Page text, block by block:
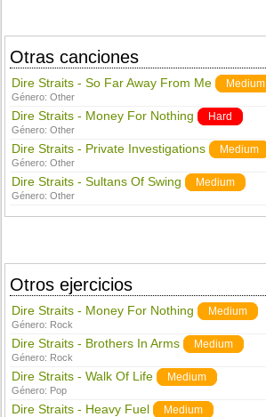
Otras canciones
Dire Straits - So Far Away From Me Medium
Género:Other
Dire Straits - Money For Nothing Hard
Género:Other
Dire Straits - Private Investigations Medium
Género:Other
Dire Straits - Sultans Of Swing Medium
Género:Other
Otros ejercicios
Dire Straits - Money For Nothing Medium
Género: Rock
Dire Straits - Brothers In Arms Medium
Género: Rock
Dire Straits - Walk Of Life Medium
Género: Pop
Dire Straits - Heavy Fuel Medium